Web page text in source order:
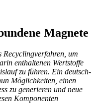
Magnete
Recyclingverfahren, um
enthaltenen Wertstoffe
zu führen. Ein deutsch-
Möglichkeiten, einen
zu generieren und neue
Komponenten